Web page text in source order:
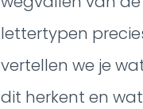
lettertypen
vertellen we je
dit herkent en